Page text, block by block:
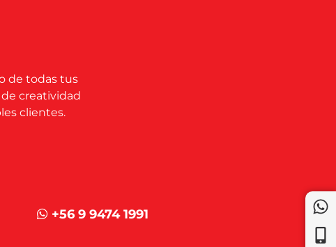
de todas tus
creatividad
clientes.
+56 9 9474 1991